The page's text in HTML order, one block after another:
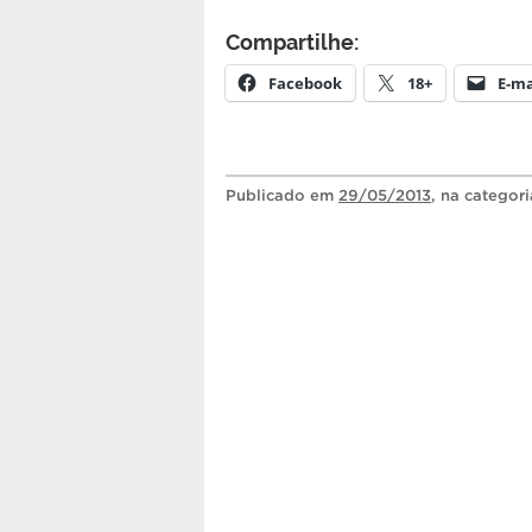
Compartilhe:
Facebook 18+ E-
Publicado em 29/05/2013, na